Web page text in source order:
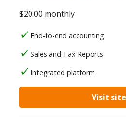
$20.00 monthly
End-to-end accounting
Sales and Tax Reports
Integrated platform
Visit site